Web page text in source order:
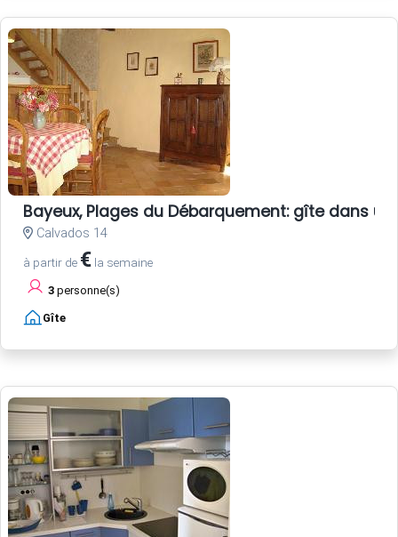
Bayeux, Plages du Débarquement: gîte dans
Calvados 14
à partir de € la semaine
3 personne(s)
Gîte